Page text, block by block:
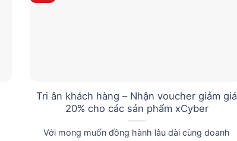
Tri ân khách hàng – Nhận voucher giảm giá
20% cho các sản phẩm xCyber
Với mong muốn đồng hành lâu dài cùng doanh